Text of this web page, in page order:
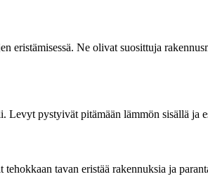
Ne olivat suosittuja
pystyivät pitämään lämmön sisällä ja
tavan eristää rakennuksia ja